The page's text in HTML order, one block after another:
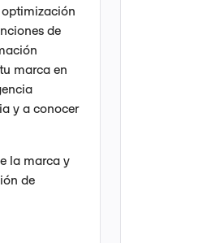
optimización
de
marca en
y a conocer
la marca y
de